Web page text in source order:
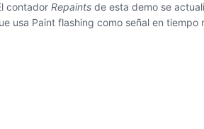
contador Repaints de esta demo se
usa Paint flashing como señal en tiempo